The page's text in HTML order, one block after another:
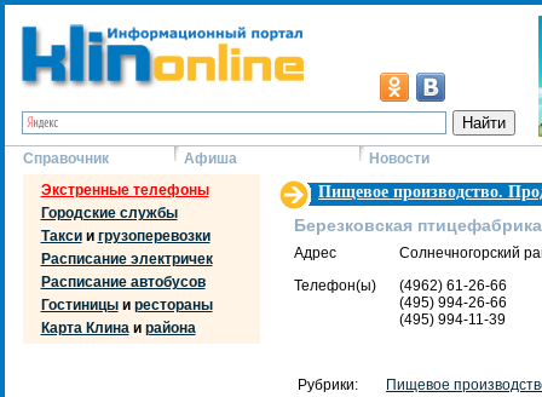
Справочник Афиша
Новости
Экстренные телефоны
Городские службы
Таксии грузоперевозки
Расписание электричек
Расписание автобусов
Гостиницыи рестораны
Карта Клинаи района
Пищевое производство.
Березковская
Адрес
Солнечногорский
Телефон(ы)
(4962) 61-26-66
(495) 994-26-66
(495) 994-11-39
Рубрики:
Пищевое